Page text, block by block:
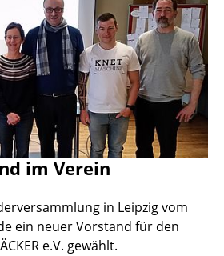
im Verein
in Leipzig vom
ein neuer Vorstand für den
e.V. gewählt.